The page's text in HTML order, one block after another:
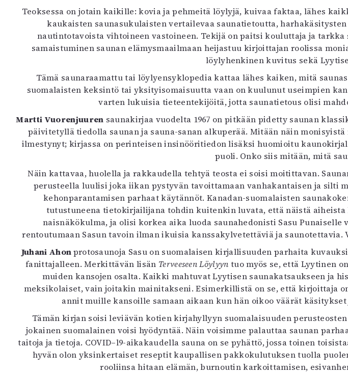
Näyttelyt
Musiikki
Levyt
Kuvataide
Kirjat
In English
Esitystaide
Arkisto
Teoksessa on jotain kaikille: kovia ja pehmeitä löylyjä, kuivaa faktaa, lähes
kaukaisten saunasukulaisten vertailevaa saunatietoutta,
nautintotavoista vihtoineen vastoineen. Tekijä on paitsi kouluttaja ja
samaistuminen saunan elämysmaailmaan heijastuu kirjoittajan roolissa
löylyhenkinen kuvitus sekä
Tämä saunaraamattu tai löylyensyklopedia kattaa lähes kaiken, mitä
suomalaisten keksintö tai yksityisomaisuutta vaan on kuulunut useimpien
varten lukuisia tieteentekijöitä, jotta saunatietous olisi
Martti Vuorenjuuren saunakirjaa vuodelta 1967 on pitkään pidetty saunan
päivitetyllä tiedolla saunan ja sauna-sanan alkuperää. Mitään näin
ilmestynyt; kirjassa on perinteisen insinööritiedon lisäksi huomioitu
puoli. Onko siis mitään, mitä
Näin kattavaa, huolella ja rakkaudella tehtyä teosta ei soisi moitittavan.
perusteella luulisi joka iikan pystyvän tavoittamaan vanhakantaisen ja silti
kehonparantamisen parhaat käytännöt. Kanadan-suomalaisten
tutustuneena tietokirjailijana tohdin kuitenkin luvata, että näistä
naisnäkökulma, ja olisi korkea aika luoda saunahedonisti Sasu
rentoutumaan Sasun tavoin ilman ikuisia kanssakylvetettäviä ja
Juhani Ahonprotosaunoja Sasu on suomalaisen kirjallisuuden parhaita
fanittajalleen. Merkittävän lisän Terveeseen Löylyyn tuo myös se, että Lyytinen
muiden kansojen osalta. Kaikki mahtuvat Lyytisen saunakatsaukseen
meksikolaiset, vain joitakin mainitakseni. Esimerkillistä on se, että kirjoittaja
annit muille kansoille samaan aikaan kun hän oikoo väärät
Tämän kirjan soisi leviävän kotien kirjahyllyyn suomalaisuuden
jokainen suomalainen voisi hyödyntää. Näin voisimme palauttaa saunan
taitoja ja tietoja. COVID–l9-aikakaudella sauna on se pyhättö, jossa toinen
hyvän olon yksinkertaiset reseptit kaupallisen pakkokulutuksen tuolla
rooliinsa hitaan elämän, burnoutin karkoittamisen,